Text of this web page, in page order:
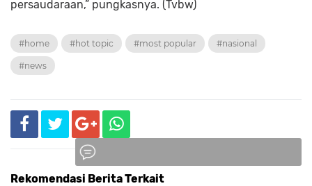
persaudaraan,” pungkasnya. (Tvbw)
#home #hot topic #most popular #nasional
#news
Rekomendasi Berita Terkait